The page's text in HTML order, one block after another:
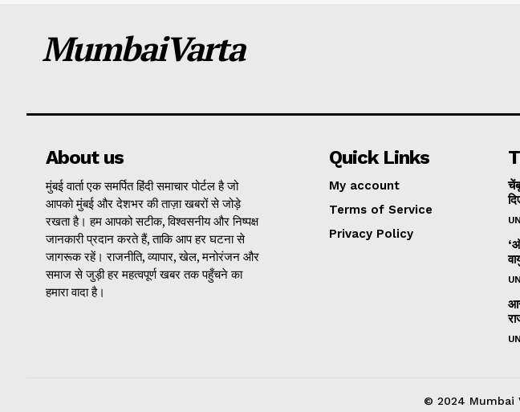
MumbaiVarta
About us
मुंबई वार्ता एक समर्पित हिंदी समाचार पोर्टल है जो
आपको मुंबई और देशभर की ताज़ा खबरों से जोड़े
रखता है। हम आपको सटीक, विश्वसनीय और निष्पक्ष
जानकारी प्रदान करते हैं, ताकि आप हर घटना से
जागरूक रहें। राजनीति, व्यापार, खेल, मनोरंजन और
समाज से जुड़ी हर महत्वपूर्ण खबर तक पहुँचने का
हमारा वादा है।
Quick Links
My account
Terms of Service
Privacy Policy
© 2024 Mumbai